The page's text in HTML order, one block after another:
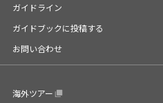
ガイドライン
ガイドブックに投稿する
お問い合わせ
海外ツアー